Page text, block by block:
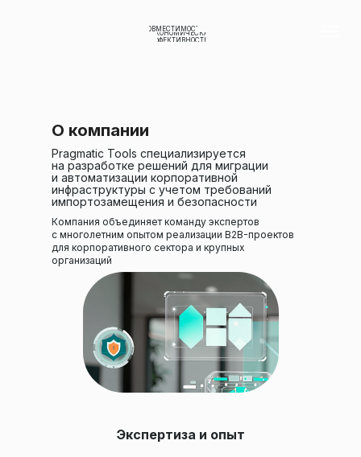
СОВМЕСТИМОСТЬ
ЭКОНОМИЧЕСКАЯ
ЭФФЕКТИВНОСТЬ
О компании
Pragmatic Tools специализируется
на разработке решений для миграции
и автоматизации корпоративной
инфраструктуры с учетом требований
импортозамещения и безопасности
Компания объединяет команду экспертов
с многолетним опытом реализации B2B-проектов
для корпоративного сектора и крупных
организаций
Экспертиза и опыт